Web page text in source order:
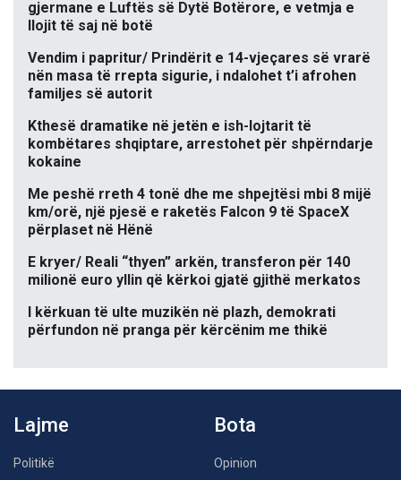
gjermane e Luftës së Dytë Botërore, e vetmja e
llojit të saj në botë
Vendim i papritur/ Prindërit e 14-vjeçares së vrarë
nën masa të rrepta sigurie, i ndalohet t’i afrohen
familjes së autorit
Kthesë dramatike në jetën e ish-lojtarit të
kombëtares shqiptare, arrestohet për shpërndarje
kokaine
Me peshë rreth 4 tonë dhe me shpejtësi mbi 8 mijë
km/orë, një pjesë e raketës Falcon 9 të SpaceX
përplaset në Hënë
E kryer/ Reali “thyen” arkën, transferon për 140
milionë euro yllin që kërkoi gjatë gjithë merkatos
I kërkuan të ulte muzikën në plazh, demokrati
përfundon në pranga për kërcënim me thikë
Lajme
Politikë
Bota
Opinion